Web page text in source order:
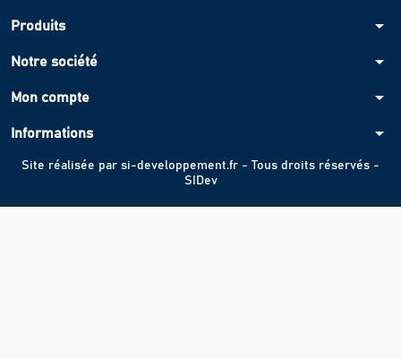
Produits arrow_drop_down
Notre société arrow_drop_down
Mon compte arrow_drop_down
Informations arrow_drop_down
Site réalisée par si-developpement.fr - Tous droits réservés -
SIDev